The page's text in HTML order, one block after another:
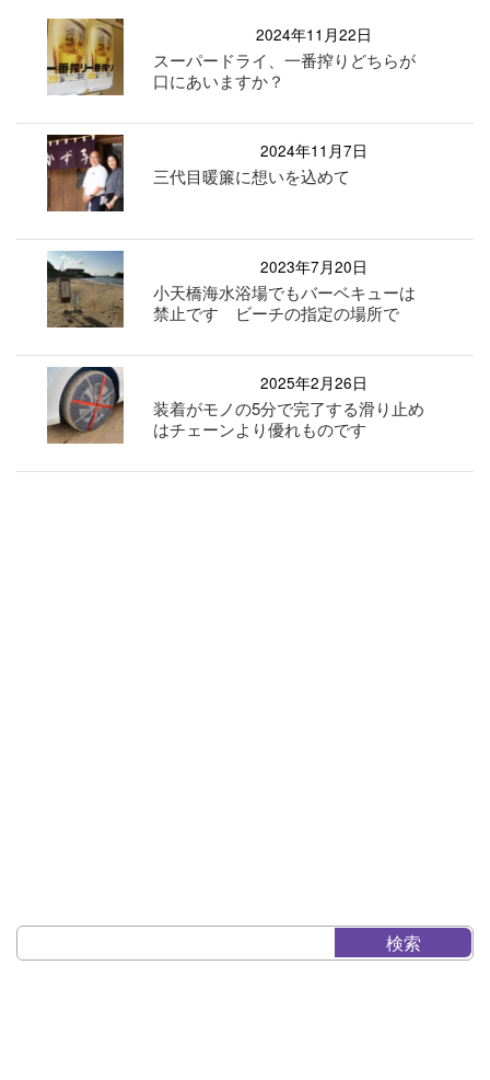
2024年11月22日
スーパードライ、一番搾りどちらが
口にあいますか？
2024年11月7日
三代目暖簾に想いを込めて
2023年7月20日
小天橋海水浴場でもバーベキューは
禁止です ビーチの指定の場所で
2025年2月26日
装着がモノの5分で完了する滑り止め
はチェーンより優れものです